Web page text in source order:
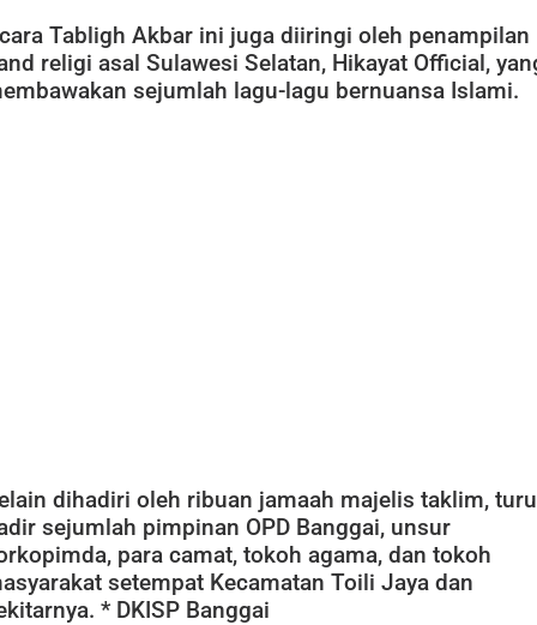
Tabligh Akbar ini juga diiringi oleh penampilan
religi asal Sulawesi Selatan, Hikayat Official,
sejumlah lagu-lagu bernuansa Islami.
dihadiri oleh ribuan jamaah majelis taklim,
sejumlah pimpinan OPD Banggai, unsur
para camat, tokoh agama, dan tokoh
setempat Kecamatan Toili Jaya dan
* DKISP Banggai